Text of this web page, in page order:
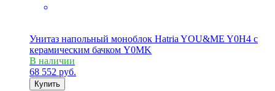
Унитаз напольный моноблок Hatria YOU&ME Y0H4 с
керамическим бачком Y0MK
В наличии
68 552 руб.
Купить